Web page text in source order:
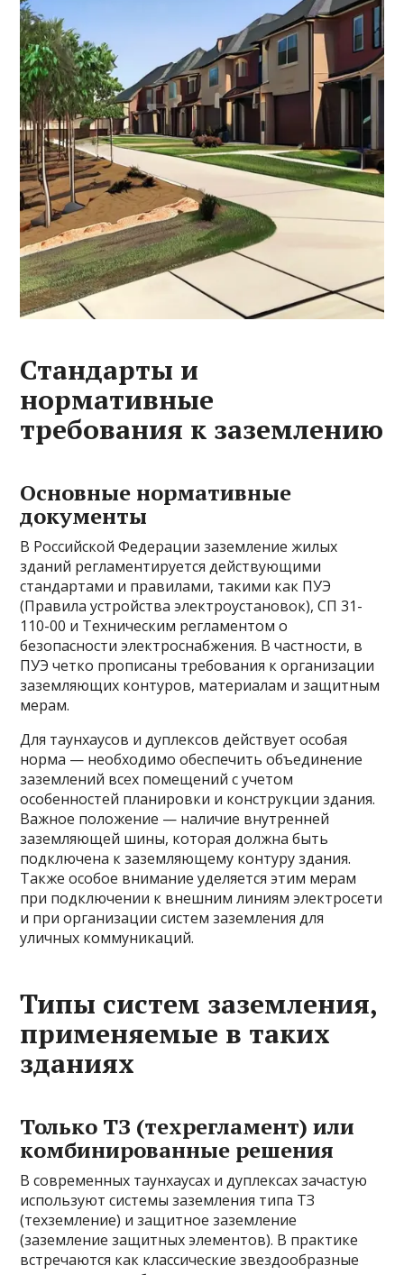
Стандарты и
нормативные
требования к заземлению
Основные нормативные
документы
В Российской Федерации заземление жилых
зданий регламентируется действующими
стандартами и правилами, такими как ПУЭ
(Правила устройства электроустановок), СП 31-
110-00 и Техническим регламентом о
безопасности электроснабжения. В частности, в
ПУЭ четко прописаны требования к организации
заземляющих контуров, материалам и защитным
мерам.
Для таунхаусов и дуплексов действует особая
норма — необходимо обеспечить объединение
заземлений всех помещений с учетом
особенностей планировки и конструкции здания.
Важное положение — наличие внутренней
заземляющей шины, которая должна быть
подключена к заземляющему контурy здания.
Также особое внимание уделяется этим мерам
при подключении к внешним линиям электросети
и при организации систем заземления для
уличных коммуникаций.
Типы систем заземления,
применяемые в таких
зданиях
Только ТЗ (техрегламент) или
комбинированные решения
В современных таунхаусах и дуплексах зачастую
используют системы заземления типа ТЗ
(техземление) и защитное заземление
(заземление защитных элементов). В практике
встречаются как классические звездообразные